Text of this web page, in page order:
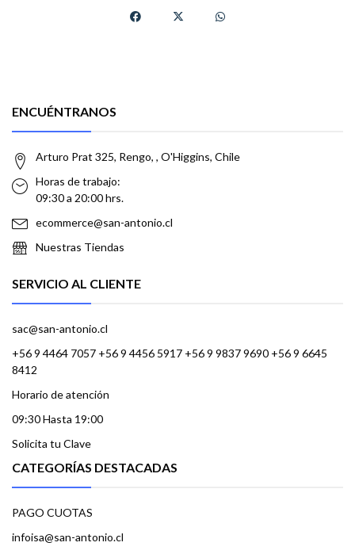
ENCUÉNTRANOS
Arturo Prat 325, Rengo, , O'Higgins, Chile
Horas de trabajo:
09:30 a 20:00 hrs.
ecommerce@san-antonio.cl
Nuestras Tiendas
SERVICIO AL CLIENTE
sac@san-antonio.cl
+56 9 4464 7057 +56 9 4456 5917 +56 9 9837 9690 +56 9 6645
8412
Horario de atención
09:30 Hasta 19:00
Solicita tu Clave
CATEGORÍAS DESTACADAS
PAGO CUOTAS
infoisa@san-antonio.cl